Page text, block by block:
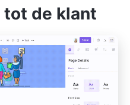
de klant